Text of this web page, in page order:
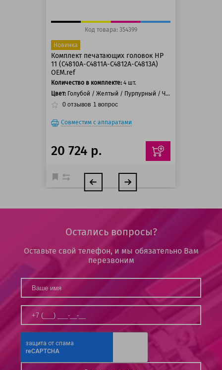
Код товара: 354399
Новинка
Комплект печатающих головок HP
11 (C4810A-C4811A-C4812A-C4813A)
OEM.ref
Количество в комплекте: 4 шт.
Цвет: Голубой / Желтый / Пурпурный / Черный
0 отзывов 1 вопрос
Совместим с аппаратами
20 724 р.
Остались вопросы?
Оставьте свой телефон, и мы обязательно Вам
перезвоним